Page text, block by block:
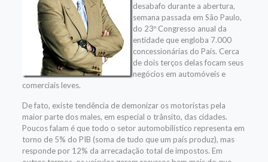
desabafo durante a abertura,
semana passada em São Paulo,
do 23º Congresso anual da
entidade que engloba 7.000
concessionárias do País. Cerca
de dois terços delas focam seus
negócios em automóveis e
comerciais leves.
De fato, existe tendência de demonizar os motoristas pela
maior parte dos males, em especial o trânsito, das cidades.
Poucos falam é que todo o setor automobilístico representa em
torno de 5% do PIB (soma de tudo que um país produz), mas
responde por 12% da arrecadação total de impostos. Em